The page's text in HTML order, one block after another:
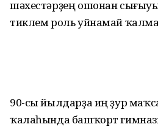
шәхестәрҙең ошонан
тиклем роль уйнамай
90-сы йылдарҙа иң ҙур
ҡалаһында башҡорт